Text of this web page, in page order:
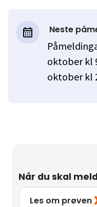
Neste
oktober kl
oktober kl
Når du skal
Les om prøven